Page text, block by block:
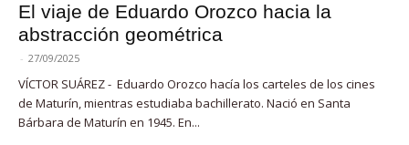
El viaje de Eduardo Orozco hacia la
abstracción geométrica
- 27/09/2025
VÍCTOR SUÁREZ - Eduardo Orozco hacía los carteles de los cines
de Maturín, mientras estudiaba bachillerato. Nació en Santa
Bárbara de Maturín en 1945. En...